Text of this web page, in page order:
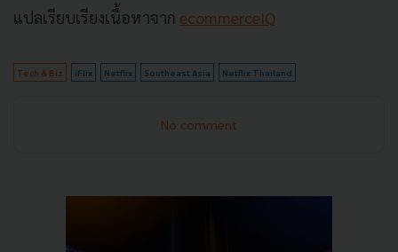
แปลเรียบเรียงเนื้อหาจาก ecommerceIQ
Tech & Biz iFlix Netflix Southeast Asia Netflix Thailand
No comment